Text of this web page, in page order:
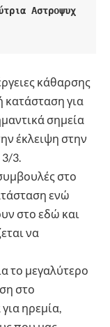
Αστροψυχ
κάθαρσης
κατάσταση για
σημεία
έκλειψη στην
3/3.
στο
ενώ
στο εδώ και
να
το μεγαλύτερο
στο
ηρεμία,